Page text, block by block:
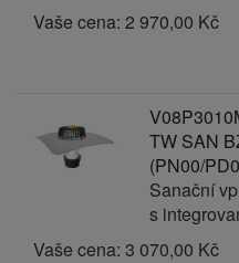
Vaše cena: 2 970,00 Kč
TW SAN
(PN00/
Sanační
s
Vaše cena: 3 070,00 Kč